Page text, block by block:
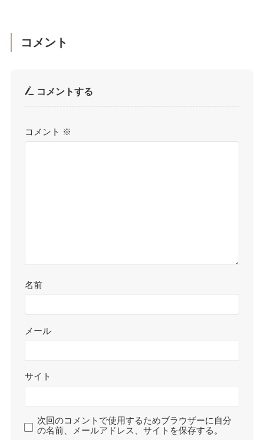
コメント
コメントする
コメント ※
名前
メール
サイト
次回のコメントで使用するためブラウザーに自分
の名前、メールアドレス、サイトを保存する。